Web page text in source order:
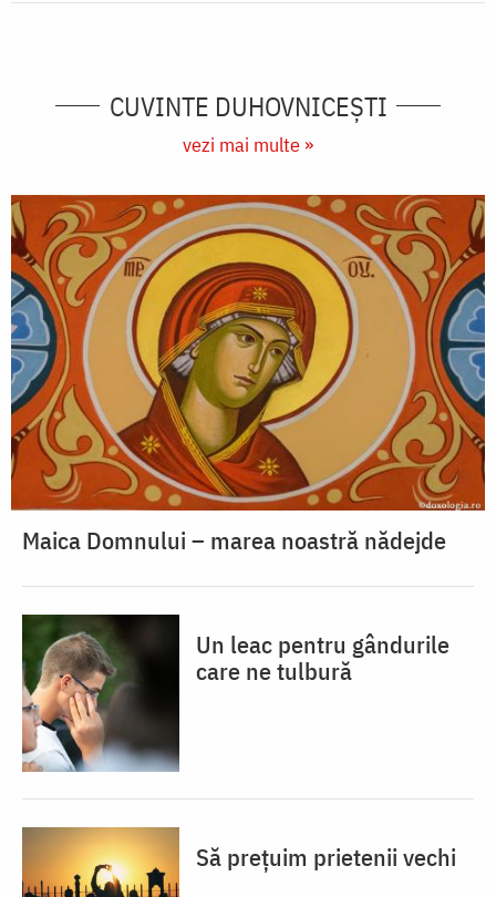
CUVINTE DUHOVNICEȘTI
vezi mai multe »
Maica Domnului – marea noastră nădejde
Un leac pentru gândurile
care ne tulbură
Să prețuim prietenii vechi